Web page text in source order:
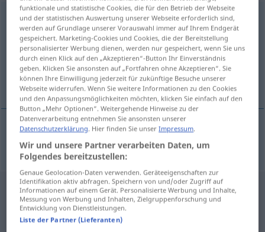
ideologisch
Übersicht aller Übersetzungen
(Für mehr Details die Übersetzung anklicken/antippen)
ideologisk
ideologisk ideologisch
funktionale und statistische Cookies, die für den Betrieb der Webseite
und der statistischen Auswertung unserer Webseite erforderlich sind,
werden auf Grundlage unserer Vorauswahl immer auf Ihrem Endgerät
gespeichert. Marketing-Cookies und Cookies, die der Bereitstellung
personalisierter Werbung dienen, werden nur gespeichert, wenn Sie uns
durch einen Klick auf den „Akzeptieren“-Button Ihr Einverständnis
geben. Klicken Sie ansonsten auf „Fortfahren ohne Akzeptieren“. Sie
können Ihre Einwilligung jederzeit für zukünftige Besuche unserer
Webseite widerrufen. Wenn Sie weitere Informationen zu den Cookies
und den Anpassungsmöglichkeiten möchten, klicken Sie einfach auf den
Button „Mehr Optionen“. Weitergehende Hinweise zu der
Datenverarbeitung entnehmen Sie ansonsten unserer
Datenschutzerklärung. Hier finden Sie unserImpressum.
Wir und unsere Partner verarbeiten Daten, um
Folgendes bereitzustellen:
Genaue Geolocation-Daten verwenden. Geräteeigenschaften zur
Identifikation aktiv abfragen. Speichern von und/oder Zugriff auf
Informationen auf einem Gerät. Personalisierte Werbung und Inhalte,
Messung von Werbung und Inhalten, Zielgruppenforschung und
Entwicklung von Dienstleistungen.
Liste der Partner (Lieferanten)